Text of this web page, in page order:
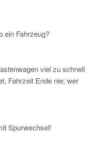
ein Fahrzeug?
viel zu schnell
Fahrzeit Ende nie; wer
Spurwechsel!